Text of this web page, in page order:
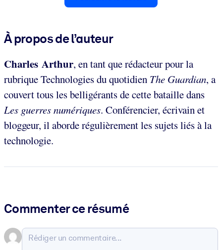
À propos de l’auteur
Charles Arthur, en tant que rédacteur pour la
rubrique Technologies du quotidien The Guardian, a
couvert tous les belligérants de cette bataille dans
Les guerres numériques. Conférencier, écrivain et
bloggeur, il aborde régulièrement les sujets liés à la
technologie.
Commenter ce résumé